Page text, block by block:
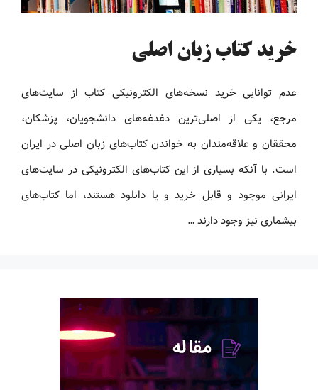
خرید کتاب زبان اصلی
عدم توانایی خرید نسخه‌های الکترونیکی کتاب‌ از سایت‌های
مرجع، یکی از اصلی‌ترین دغدغه‌های دانشجویان، پزشکان،
محققان و علاقه‌مندان به خواندن کتاب‌های زبان اصلی در ایران
است. با آنکه بسیاری از این کتاب‌های الکترونیکی در سایت‌های
ایرانی موجود و قابل خرید و یا دانلود هستند، اما کتاب‌های
بیشماری نیز وجود دارند …